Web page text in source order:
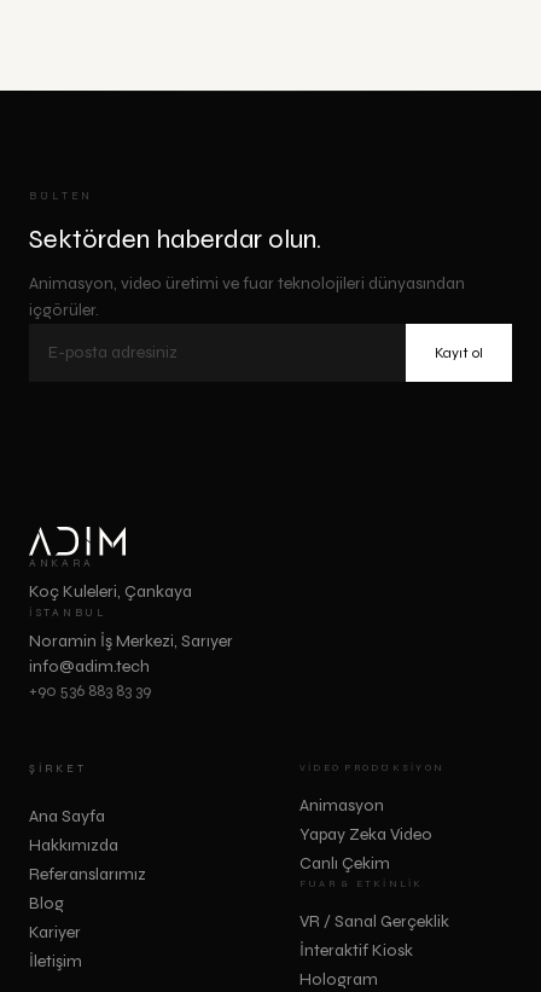
BÜLTEN
Sektörden haberdar olun.
Animasyon, video üretimi ve fuar teknolojileri dünyasından
içgörüler.
Kayıt ol
ANKARA
Koç Kuleleri, Çankaya
İSTANBUL
Noramin İş Merkezi, Sarıyer
info@adim.tech
+90 536 883 83 39
ŞIRKET
Ana Sayfa
Hakkımızda
Referanslarımız
Blog
Kariyer
İletişim
VIDEO PRODÜKSIYON
Animasyon
Yapay Zeka Video
Canlı Çekim
FUAR & ETKINLIK
VR / Sanal Gerçeklik
İnteraktif Kiosk
Hologram